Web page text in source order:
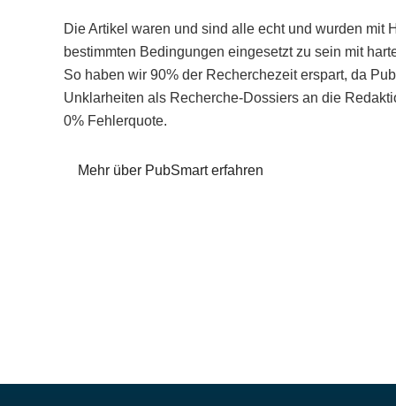
Die Artikel waren und sind alle echt und wurden mit
bestimmten Bedingungen eingesetzt zu sein mit
So haben wir 90% der Recherchezeit erspart, da
Unklarheiten als Recherche-Dossiers an die
0% Fehlerquote.
Mehr über PubSmart erfahren